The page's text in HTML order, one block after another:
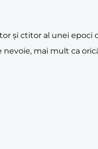
și ctitor al unei epoci
mai mult ca